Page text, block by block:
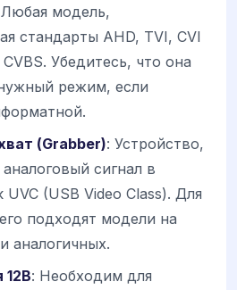
модель,
стандарты AHD, TVI, CVI
Убедитесь, что она
режим, если
(Grabber): Устройство,
сигнал в
(USB Video Class). Для
подходят модели на
аналогичных.
12В: Необходим для